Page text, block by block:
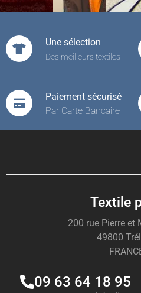
Une sélection
Des meilleurs textiles
Paiement sécurisé
Par Carte Bancaire
Textile
200 rue Pierre et
49800
09 63 64 18 95